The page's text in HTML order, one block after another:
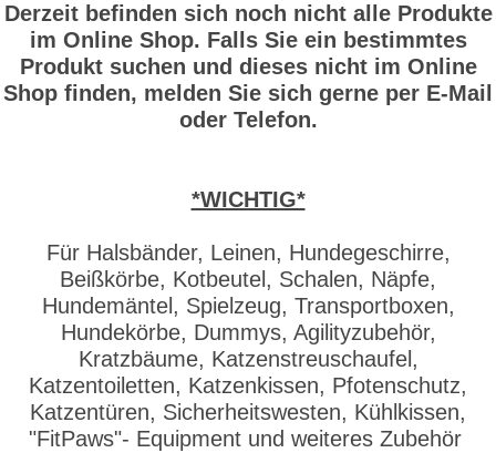
Derzeit befinden sich noch nicht alle Produkte
im Online Shop. Falls Sie ein bestimmtes
Produkt suchen und dieses nicht im Online
Shop finden, melden Sie sich gerne per E-Mail
oder Telefon.
*WICHTIG*
Für Halsbänder, Leinen, Hundegeschirre,
Beißkörbe, Kotbeutel, Schalen, Näpfe,
Hundemäntel, Spielzeug, Transportboxen,
Hundekörbe, Dummys, Agilityzubehör,
Kratzbäume, Katzenstreuschaufel,
Katzentoiletten, Katzenkissen, Pfotenschutz,
Katzentüren, Sicherheitswesten, Kühlkissen,
"FitPaws"- Equipment und weiteres Zubehör